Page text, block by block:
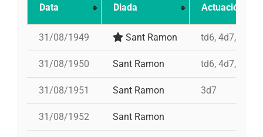
Data Diada Actuació
31/08/1949 Sant Ramon td6, 4d7, 3d7,
31/08/1950 Sant Ramon td6, 4d7, 3d7,
31/08/1951 Sant Ramon 3d7
31/08/1952 Sant Ramon